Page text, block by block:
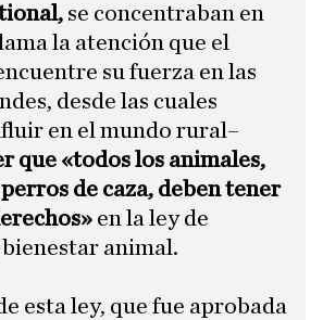
se concentraban en
la atención que el
su fuerza en las
desde las cuales
en el mundo rural–
que «todos los animales,
de caza, deben tener
en la ley de
animal.
esta ley, que fue aprobada